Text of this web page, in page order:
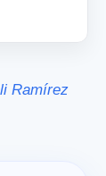
Ramírez